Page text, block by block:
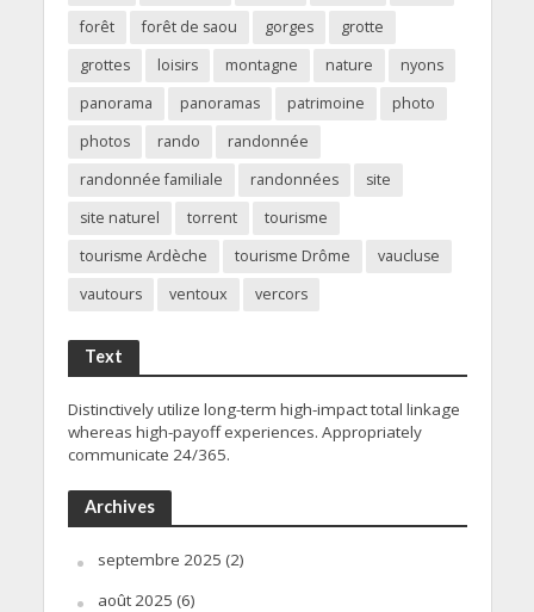
forêt
forêt de saou gorges
grotte
grottes
loisirs montagne nature
nyons
panorama
panoramas patrimoine
photo
photos
rando
randonnée
randonnée familiale
randonnées
site
site naturel
torrent
tourisme
tourisme Ardèche
tourisme Drôme
vaucluse
vautours
ventoux vercors
Text
Distinctively utilize long-term high-impact total linkage
whereas high-payoff experiences. Appropriately
communicate 24/365.
Archives
septembre 2025 (2)
août 2025 (6)